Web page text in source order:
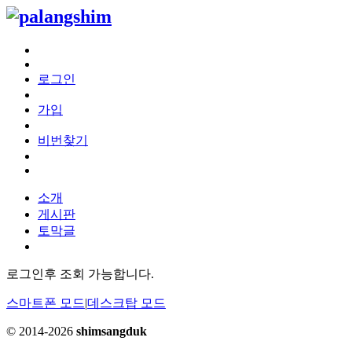
로그인
가입
비번찾기
소개
게시판
토막글
로그인후 조회 가능합니다.
스마트폰 모드|데스크탑 모드
© 2014-2026 shimsangduk